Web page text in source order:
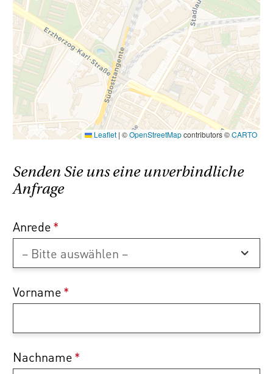
Leaflet | ©OpenStreetMapcontributors ©CARTO
Senden Sie uns eine unverbindliche
Anfrage
Anrede*
Vorname*
Nachname*